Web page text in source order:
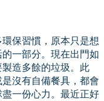
保習慣，原本只是想
一部分。現在出門如
造多餘的垃圾。此
沒有自備餐具，都會
一份心力。最近正好